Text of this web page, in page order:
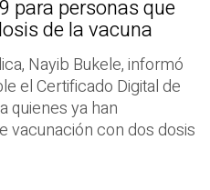
para personas que
de la vacuna
Nayib Bukele, informó
el Certificado Digital de
quienes ya han
vacunación con dos dosis